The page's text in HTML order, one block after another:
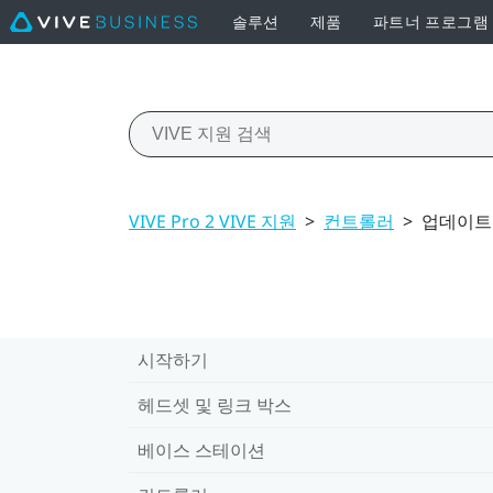
솔루션 제품 파트너 프로그램
VIVE Pro 2 VIVE 지원 > 컨트롤러 > 업데이
시작하기
헤드셋 및 링크 박스
베이스 스테이션